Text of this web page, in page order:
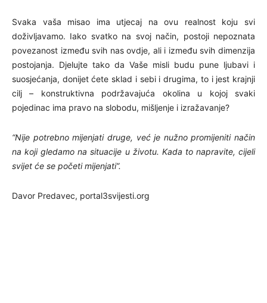
Svaka vaša misao ima utjecaj na ovu realnost koju svi
doživljavamo. Iako svatko na svoj način, postoji nepoznata
povezanost između svih nas ovdje, ali i između svih dimenzija
postojanja. Djelujte tako da Vaše misli budu pune ljubavi i
suosjećanja, donijet ćete sklad i sebi i drugima, to i jest krajnji
cilj – konstruktivna podržavajuća okolina u kojoj svaki
pojedinac ima pravo na slobodu, mišljenje i izražavanje?
“Nije potrebno mijenjati druge, već je nužno promijeniti način
na koji gledamo na situacije u životu. Kada to napravite, cijeli
svijet će se početi mijenjati”.
Davor Predavec, portal3svijesti.org